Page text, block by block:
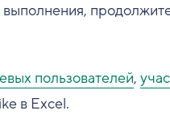
пользователей,
в Excel.